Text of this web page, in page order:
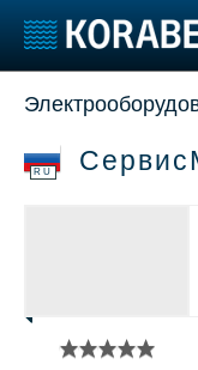
Судостроение
Новости
Реклама
RU